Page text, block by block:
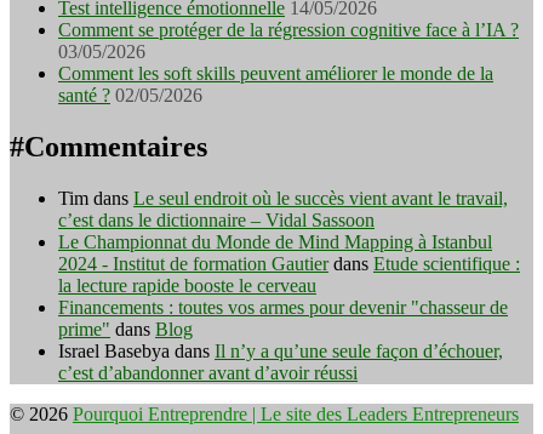
Test intelligence émotionnelle 14/05/2026
Comment se protéger de la régression cognitive face à l’IA ?
03/05/2026
Comment les soft skills peuvent améliorer le monde de la
santé ? 02/05/2026
#Commentaires
Tim dans Le seul endroit où le succès vient avant le travail,
c’est dans le dictionnaire – Vidal Sassoon
Le Championnat du Monde de Mind Mapping à Istanbul
2024 - Institut de formation Gautierdans Etude scientifique :
la lecture rapide booste le cerveau
Financements : toutes vos armes pour devenir "chasseur de
prime" dans Blog
Israel Basebya dans Il n’y a qu’une seule façon d’échouer,
c’est d’abandonner avant d’avoir réussi
© 2026 Pourquoi Entreprendre | Le site des Leaders Entrepreneurs